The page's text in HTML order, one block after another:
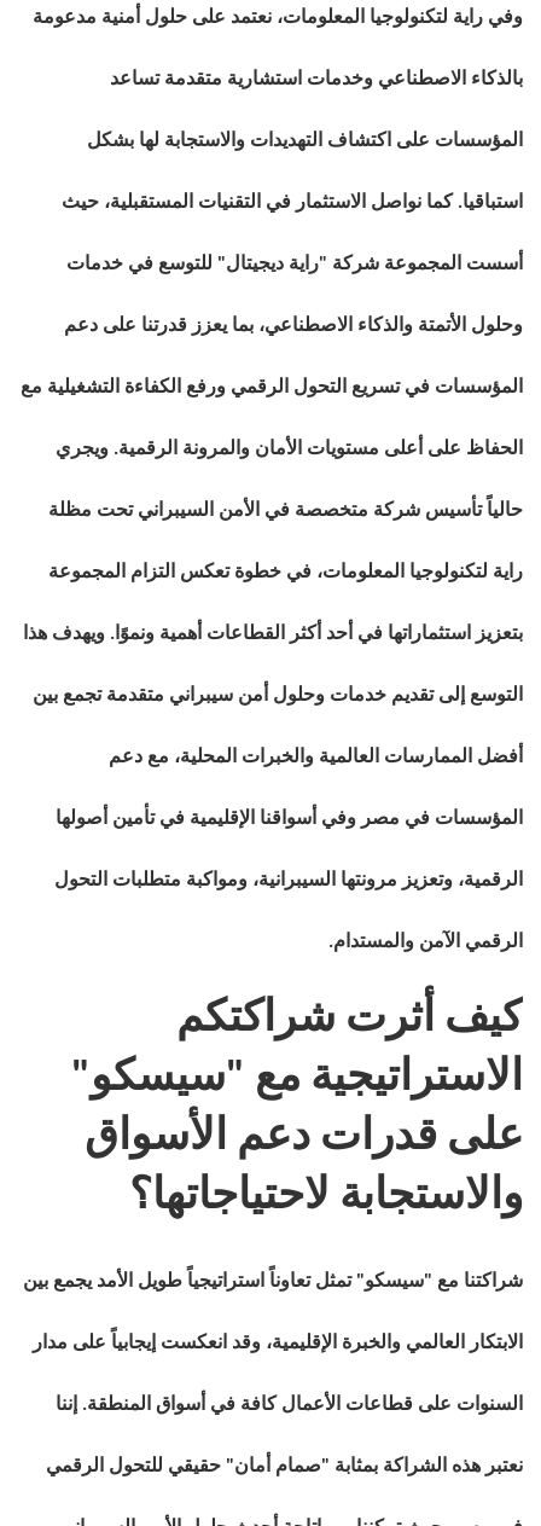
وفي راية لتكنولوجيا المعلومات، نعتمد على حلول أمنية مدعومة
بالذكاء الاصطناعي وخدمات استشارية متقدمة تساعد
المؤسسات على اكتشاف التهديدات والاستجابة لها بشكل
استباقيا. كما نواصل الاستثمار في التقنيات المستقبلية، حيث
أسست المجموعة شركة "راية ديجيتال" للتوسع في خدمات
وحلول الأتمتة والذكاء الاصطناعي، بما يعزز قدرتنا على دعم
المؤسسات في تسريع التحول الرقمي ورفع الكفاءة التشغيلية مع
الحفاظ على أعلى مستويات الأمان والمرونة الرقمية. ويجري
حالياً تأسيس شركة متخصصة في الأمن السيبراني تحت مظلة
راية لتكنولوجيا المعلومات، في خطوة تعكس التزام المجموعة
بتعزيز استثماراتها في أحد أكثر القطاعات أهمية ونموًا. ويهدف هذا
التوسع إلى تقديم خدمات وحلول أمن سيبراني متقدمة تجمع بين
أفضل الممارسات العالمية والخبرات المحلية، مع دعم
المؤسسات في مصر وفي أسواقنا الإقليمية في تأمين أصولها
الرقمية، وتعزيز مرونتها السيبرانية، ومواكبة متطلبات التحول
الرقمي الآمن والمستدام.
كيف أثرت شراكتكم
الاستراتيجية مع "سيسكو"
على قدرات دعم الأسواق
والاستجابة لاحتياجاتها؟
شراكتنا مع "سيسكو" تمثل تعاوناً استراتيجياً طويل الأمد يجمع بين
الابتكار العالمي والخبرة الإقليمية، وقد انعكست إيجابياً على مدار
السنوات على قطاعات الأعمال كافة في أسواق المنطقة. إننا
نعتبر هذه الشراكة بمثابة "صمام أمان" حقيقي للتحول الرقمي